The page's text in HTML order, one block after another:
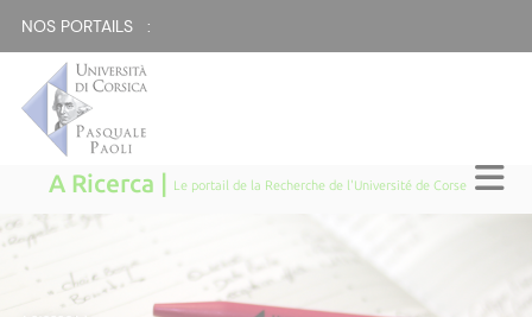
NOS PORTAILS :
A Ricerca | Le portail de la Recherche de l'Université de Corse